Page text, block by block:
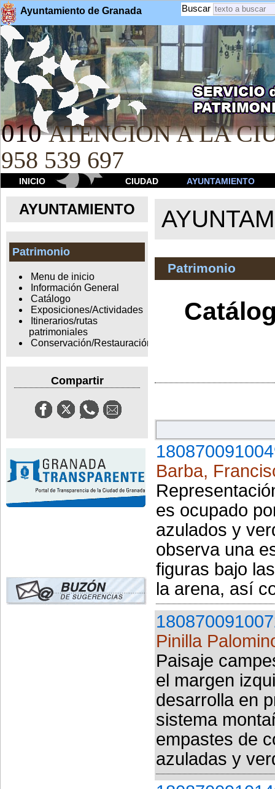
Ayuntamiento de Granada Buscar
010 ATENCION A LA
958 539 697
INICIO CIUDAD AYUNTAMIENTO
AYUNTAMIENTO
Patrimonio
Menu de inicio
Información General
Catálogo
Exposiciones/Actividades
Itinerarios/rutas
patrimoniales
Conservación/Restauración
Compartir
Patrimonio
Barba,
es ocupado
azulados y
observa una
figuras bajo
la arena, así
Pinilla
Paisaje
el margen
desarrolla en
sistema
empastes de
azuladas y